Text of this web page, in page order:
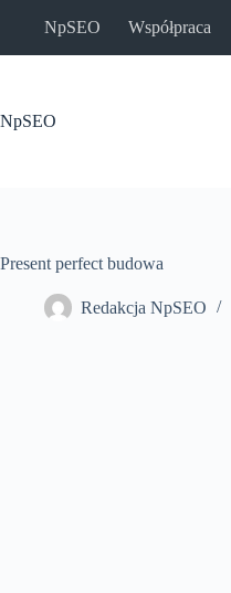
NpSEO Współpraca
NpSEO
Present perfect budowa
Redakcja NpSEO